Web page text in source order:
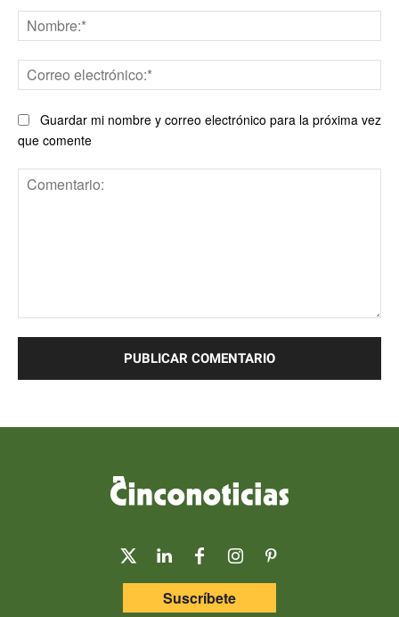
Guardar mi nombre y correo electrónico para la próxima vez
que comente
Suscríbete